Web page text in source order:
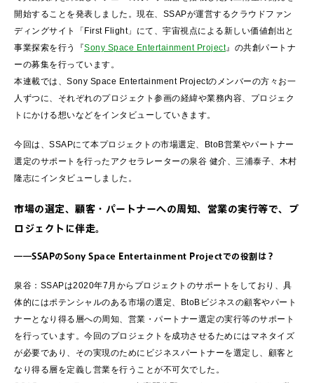
開始することを発表しました。現在、SSAPが運営するクラウドファン
ディングサイト「First Flight」にて、宇宙視点による新しい価値創出と
事業探索を行う『Sony Space Entertainment Project』の共創パートナ
ーの募集を行っています。
本連載では、Sony Space Entertainment Projectのメンバーの方々お一
人ずつに、それぞれのプロジェクト参画の経緯や業務内容、プロジェク
トにかける想いなどをインタビューしていきます。
今回は、SSAPにて本プロジェクトの市場選定、BtoB営業やパートナー
選定のサポートを行ったアクセラレーターの泉谷 健介、三浦泰子、木村
隆志にインタビューしました。
市場の選定、顧客・パートナーへの周知、営業の実行等で、プ
ロジェクトに伴走。
――SSAPのSony Space Entertainment Projectでの役割は？
泉谷：SSAPは2020年7月からプロジェクトのサポートをしており、具
体的にはポテンシャルのある市場の選定、BtoBビジネスの顧客やパート
ナーとなり得る層への周知、営業・パートナー選定の実行等のサポート
を行っています。今回のプロジェクトを成功させるためにはマネタイズ
が必要であり、その実現のためにビジネスパートナーを選定し、顧客と
なり得る層を定義し営業を行うことが不可欠でした。